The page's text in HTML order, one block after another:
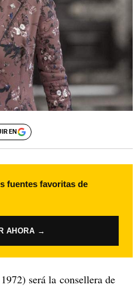
EN
fuentes favoritas de
AHORA →
será la consellera de